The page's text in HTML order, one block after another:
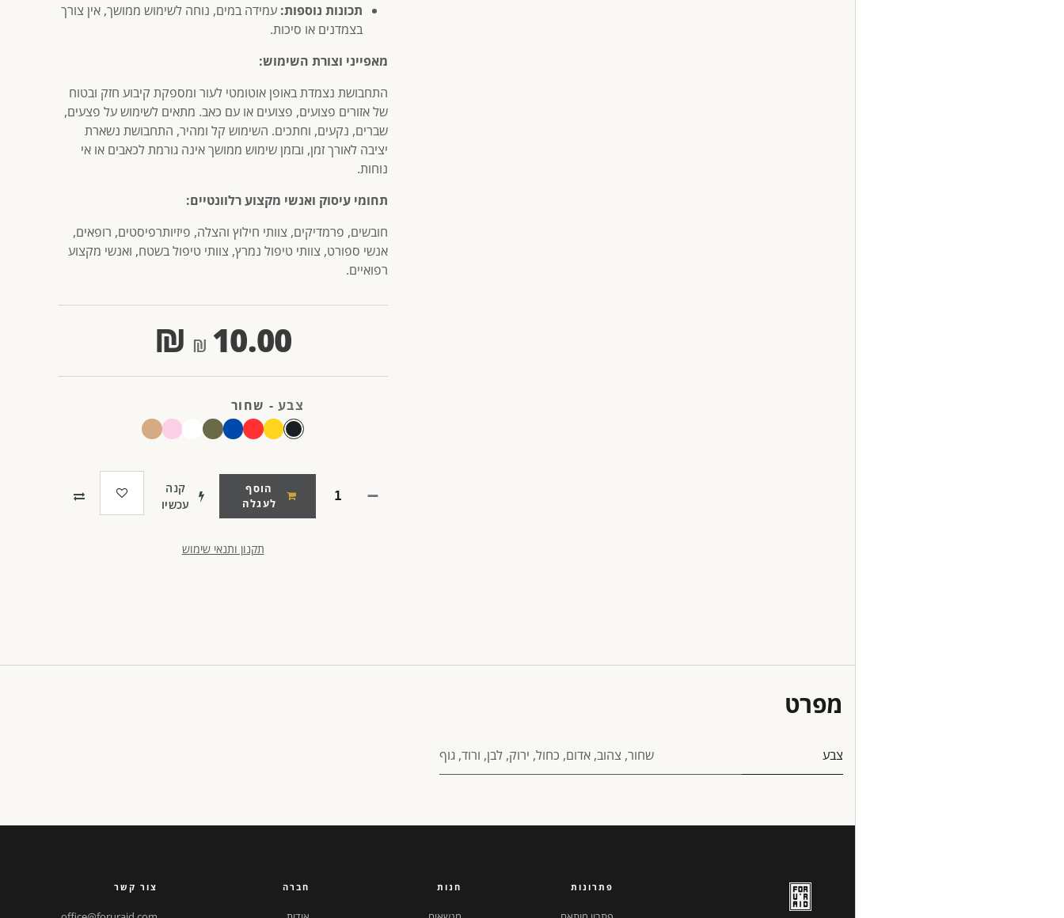
תכונות נוספות: עמידה במים, נוחה לשימוש ממושך, אין צורך
בצמדנים או סיכות.
מאפייני וצורת השימוש:
התחבושת נצמדת באופן אוטומטי לעור ומספקת קיבוע חזק ובטוח
של אזורים פצועים, פצועים או עם כאב. מתאים לשימוש על פצעים,
שברים, נקעים, וחתכים. השימוש קל ומהיר, התחבושת נשארת
יציבה לאורך זמן, ובזמן שימוש ממושך אינה גורמת לכאבים או אי
נוחות.
תחומי עיסוק ואנשי מקצוע רלוונטיים:
חובשים, פרמדיקים, צוותי חילוץ והצלה, פיזיותרפיסטים, רופאים,
אנשי ספורט, צוותי טיפול נמרץ, צוותי טיפול בשטח, ואנשי מקצוע
רפואיים.
10.00
₪
צבע - שחור
הוסף
לעגלה
קנה
עכשיו
תקנון ותנאי שימוש
מפרט
צבע שחור, צהוב, אדום, כחול, ירוק, לבן, ורוד, גוף
פתרונות חנות חברה צור קשר